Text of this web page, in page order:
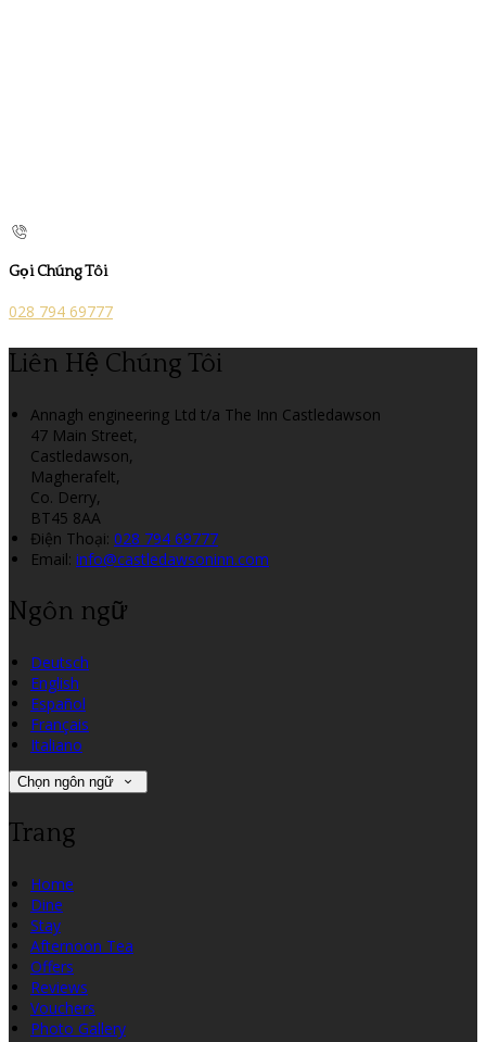
Gọi Chúng Tôi
028 794 69777
Liên Hệ Chúng Tôi
Annagh engineering Ltd t/a The Inn Castledawson
47 Main Street,
Castledawson,
Magherafelt,
Co. Derry,
BT45 8AA
Điện Thoại: 028 794 69777
Email: info@castledawsoninn.com
Ngôn ngữ
Deutsch
English
Español
Français
Italiano
Chọn ngôn ngữ
Trang
Home
Dine
Stay
Afternoon Tea
Offers
Reviews
Vouchers
Photo Gallery